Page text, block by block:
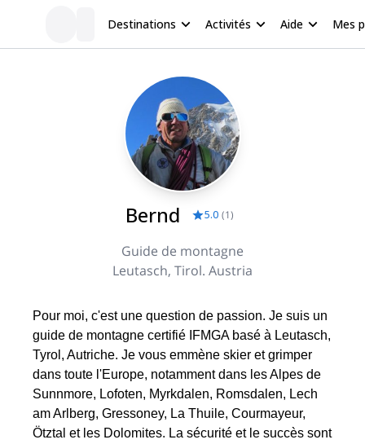
Destinations Activités Aide Mes
Bernd 5.0 (1)
Guide de montagne
Leutasch, Tirol. Austria
Pour moi, c'est une question de passion. Je suis un
guide de montagne certifié IFMGA basé à Leutasch,
Tyrol, Autriche. Je vous emmène skier et grimper
dans toute l'Europe, notamment dans les Alpes de
Sunnmore, Lofoten, Myrkdalen, Romsdalen, Lech
am Arlberg, Gressoney, La Thuile, Courmayeur,
Ötztal et les Dolomites. La sécurité et le succès sont